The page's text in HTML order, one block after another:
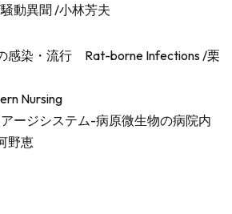
動異聞 /小林芳夫
染・流行 Rat-borne Infections /栗
Nursing
ージシステム-病原微生物の病院内
野恵